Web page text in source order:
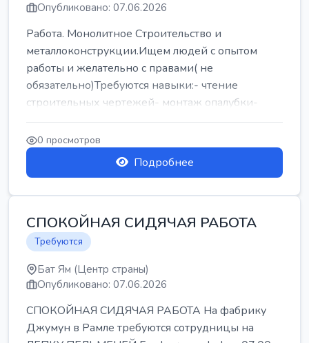
Опубликовано: 07.06.2026
Работа. Монолитное Строительство и
металлоконструкции.Ищем людей с опытом
работы и желательно с правами( не
обязательно)Требуются навыки:- чтение
строительных чертежей- монтаж опалубки-
армокаркасыОпл...
0 просмотров
Подробнее
СПОКОЙНАЯ СИДЯЧАЯ РАБОТА
Требуются
Бат Ям (Центр страны)
Опубликовано: 07.06.2026
СПОКОЙНАЯ СИДЯЧАЯ РАБОТА На фабрику
Джумун в Рамле требуются сотрудницы на